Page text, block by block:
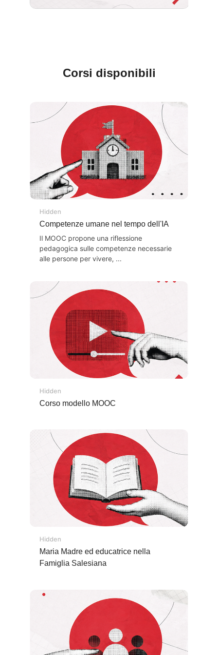
Corsi disponibili
Hidden
Titolo del corso
Competenze umane nel tempo dell'IA
Testo introduttivo corso:
Il MOOC propone una riflessione
pedagogica sulle competenze necessarie
alle persone per vivere, ...
Hidden
Titolo del corso
Corso modello MOOC
Hidden
Titolo del corso
Maria Madre ed educatrice nella
Famiglia Salesiana